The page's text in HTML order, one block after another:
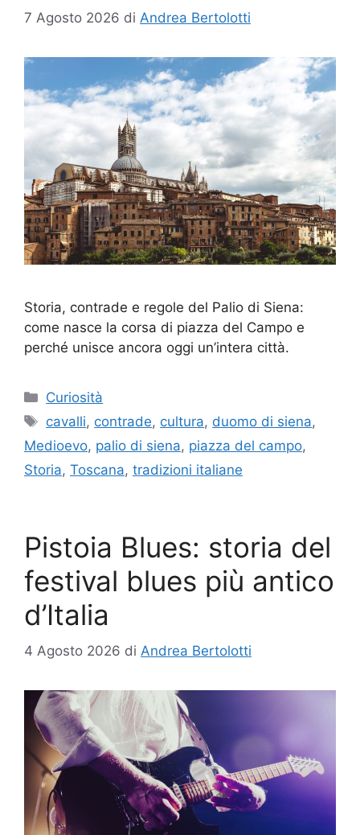
7 Agosto 2026 di Andrea Bertolotti
Storia, contrade e regole del Palio di Siena:
come nasce la corsa di piazza del Campo e
perché unisce ancora oggi un’intera città.
Categorie
Curiosità
Tag
cavalli, contrade, cultura, duomo di siena,
Medioevo, palio di siena, piazza del campo,
Storia, Toscana, tradizioni italiane
Pistoia Blues: storia del
festival blues più antico
d’Italia
4 Agosto 2026 di Andrea Bertolotti